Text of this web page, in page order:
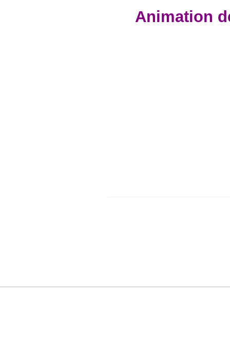
Animation